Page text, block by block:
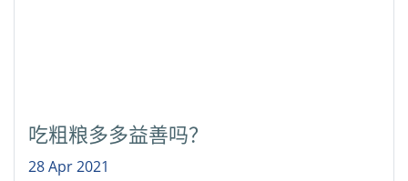
吃粗粮多多益善吗？
28 Apr 2021